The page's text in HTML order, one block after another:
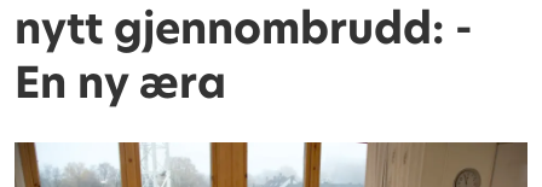
nytt gjennombrudd: -
En ny æra